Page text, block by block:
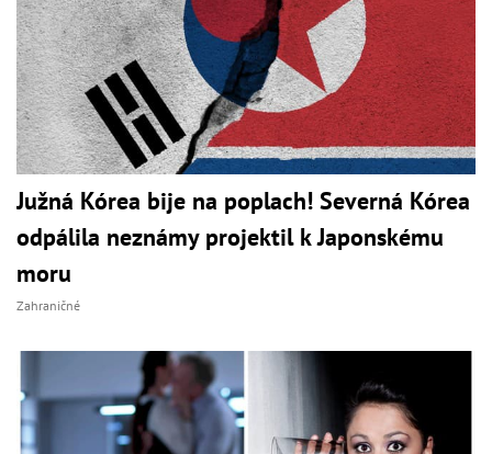
Južná Kórea bije na poplach! Severná Kórea
odpálila neznámy projektil k Japonskému
moru
Zahraničné